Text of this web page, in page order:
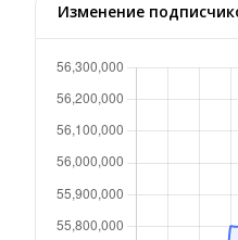
Изменение